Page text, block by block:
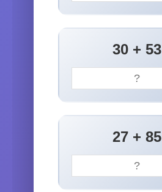
30 + 53
27 + 85